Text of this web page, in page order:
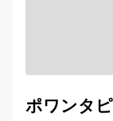
ポワンタ